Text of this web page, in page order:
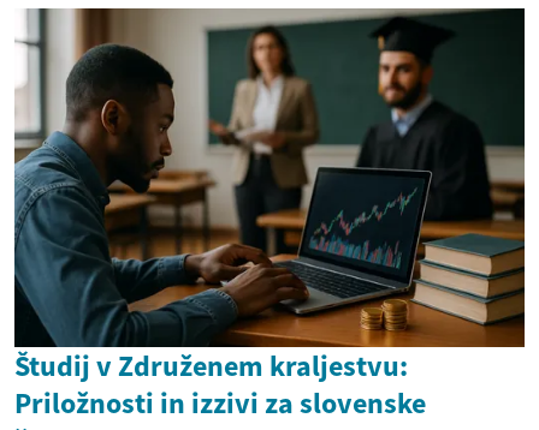
Študij v Združenem kraljestvu:
Priložnosti in izzivi za slovenske